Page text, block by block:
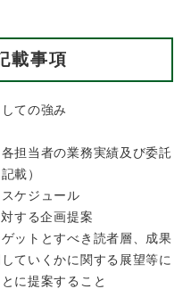
載事項
ての強み
担当者の業務実績及び委託
載）
ケジュール
する企画提案
ットとすべき読者層、成果
ていくかに関する展望等に
に提案すること